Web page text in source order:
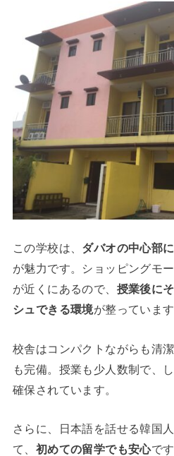
この学校は、 ダバオの中心部
が魅力です。ショッピングモ
が近くにあるので、 授業後に
シュできる環境が整っています
校舎はコンパクトながらも清
も完備。授業も少人数制で、
確保されています。
さらに、日本語を話せる韓国
て、 初めての留学でも安心です